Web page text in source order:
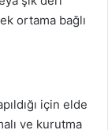
ortama bağlı
için elde
ve kurutma